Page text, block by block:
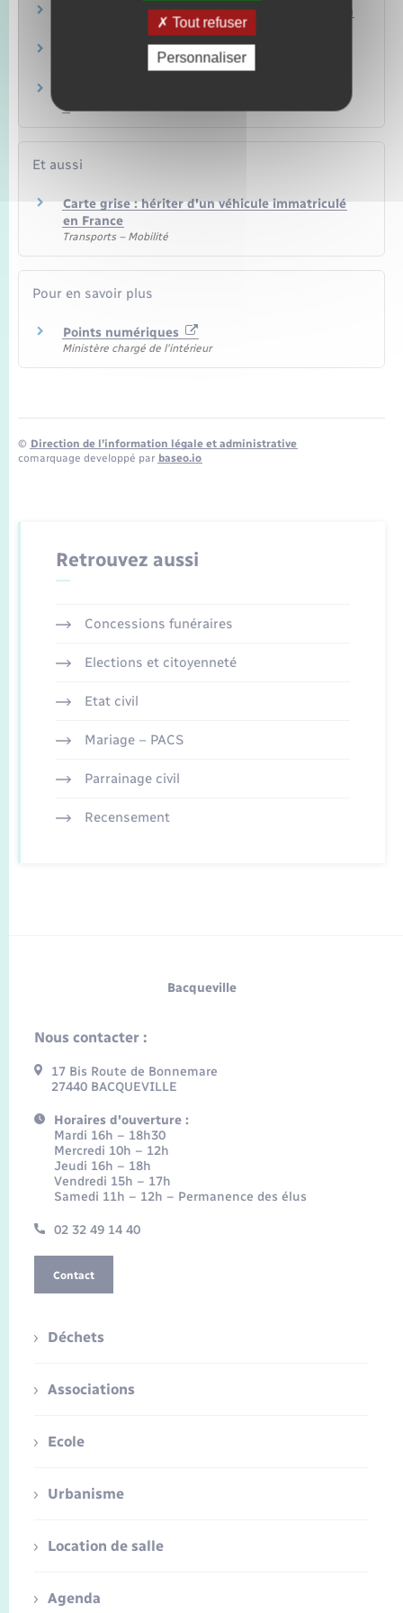
Carte grise : avec quels documents prouver son
Quel est le délai pour recevoir une carte grise
ou une étiquette d'adresse ?
?
Et aussi
Carte grise : hériter d'un véhicule immatriculé
en France
Transports – Mobilité
Pour en savoir plus
Points numériques
Ministère chargé de l'intérieur
© Direction de l’information légale et administrative
comarquage developpé par baseo.io
Retrouvez aussi
Concessions funéraires
Elections et citoyenneté
Etat civil
Mariage – PACS
Parrainage civil
Recensement
Bacqueville
Nous contacter :
17 Bis Route de Bonnemare
27440 BACQUEVILLE
Horaires d'ouverture :
Mardi 16h – 18h30
Mercredi 10h – 12h
Jeudi 16h – 18h
Vendredi 15h – 17h
Samedi 11h – 12h – Permanence des élus
02 32 49 14 40
Contact
Déchets
Associations
Ecole
Urbanisme
Location de salle
Agenda
Tout refuser
Personnaliser